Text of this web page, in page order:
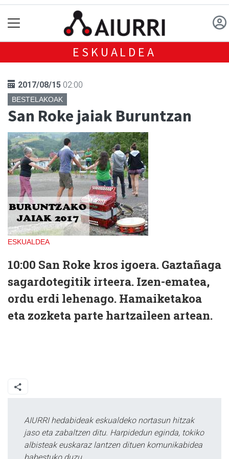
ESKUALDEA
2017/08/15 02:00
BESTELAKOAK
San Roke jaiak Buruntzan
ESKUALDEA
10:00 San Roke kros igoera. Gaztañaga
sagardotegitik irteera. Izen-ematea,
ordu erdi lehenago. Hamaiketakoa
eta zozketa parte hartzaileen artean.
AIURRI hedabideak eskualdeko nortasun hitzak
jaso eta zabaltzen ditu. Harpidedun eginda, tokiko
albisteak euskaraz lantzen dituen komunikabidea